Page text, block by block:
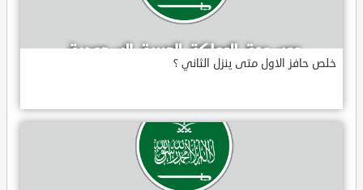
خلص حافز الاول متى ينزل الثاني ؟